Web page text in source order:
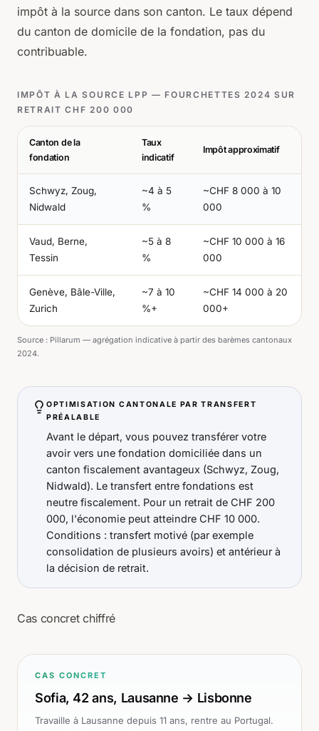
impôt à la source dans son canton. Le taux dépend
du canton de domicile de la fondation, pas du
contribuable.
IMPÔT À LA SOURCE LPP — FOURCHETTES 2024 SUR
RETRAIT CHF 200 000
Canton de la
fondation
Taux
indicatif
Impôt approximatif
Schwyz, Zoug,
Nidwald
~4 à 5
%
~CHF 8 000 à 10
000
Vaud, Berne,
Tessin
~5 à 8
%
~CHF 10 000 à 16
000
Genève, Bâle-Ville,
Zurich
~7 à 10
%+
~CHF 14 000 à 20
000+
Source : Pillarum — agrégation indicative à partir des barèmes cantonaux
2024.
OPTIMISATION CANTONALE PAR TRANSFERT
PRÉALABLE
Avant le départ, vous pouvez transférer votre
avoir vers une fondation domiciliée dans un
canton fiscalement avantageux (Schwyz, Zoug,
Nidwald). Le transfert entre fondations est
neutre fiscalement. Pour un retrait de CHF 200
000, l'économie peut atteindre CHF 10 000.
Conditions : transfert motivé (par exemple
consolidation de plusieurs avoirs) et antérieur à
la décision de retrait.
Cas concret chiffré
CAS CONCRET
Sofia, 42 ans, Lausanne → Lisbonne
Travaille à Lausanne depuis 11 ans, rentre au Portugal.